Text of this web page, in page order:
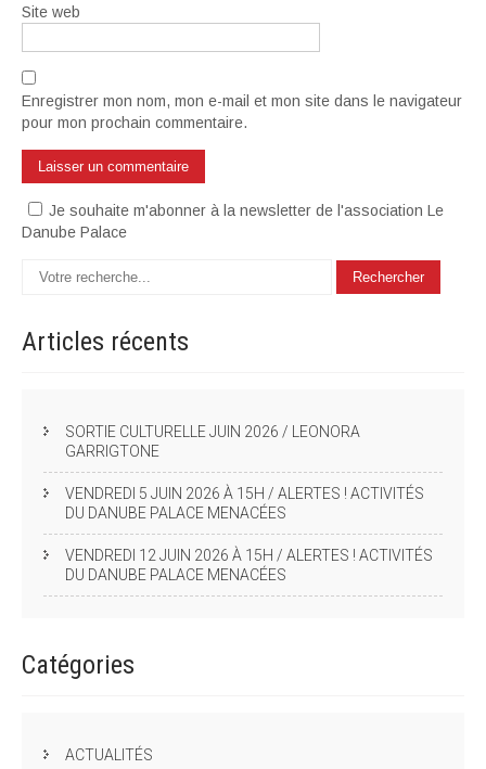
Site web
Enregistrer mon nom, mon e-mail et mon site dans le navigateur
pour mon prochain commentaire.
Je souhaite m'abonner à la newsletter de l'association Le
Danube Palace
Articles récents
SORTIE CULTURELLE JUIN 2026 / LEONORA
GARRIGTONE
VENDREDI 5 JUIN 2026 À 15H / ALERTES ! ACTIVITÉS
DU DANUBE PALACE MENACÉES
VENDREDI 12 JUIN 2026 À 15H / ALERTES ! ACTIVITÉS
DU DANUBE PALACE MENACÉES
Catégories
ACTUALITÉS